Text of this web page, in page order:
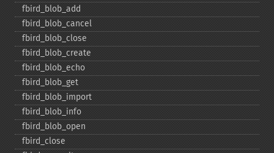
fbird_​blob_​add
fbird_​blob_​cancel
fbird_​blob_​close
fbird_​blob_​create
fbird_​blob_​echo
fbird_​blob_​get
fbird_​blob_​import
fbird_​blob_​info
fbird_​blob_​open
fbird_​close